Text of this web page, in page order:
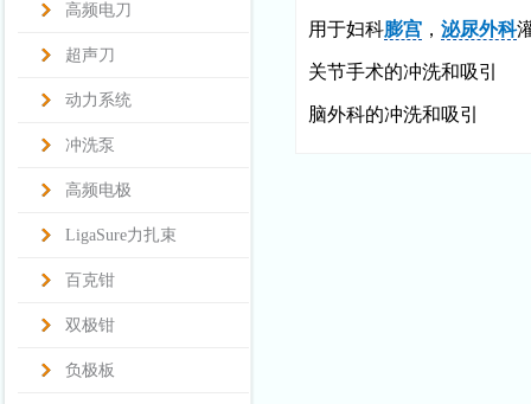
高频电刀
超声刀
动力系统
冲洗泵
高频电极
LigaSure力扎束
百克钳
双极钳
负极板
用于妇科膨宫 ， 泌尿外科
关节手术的冲洗和吸引
脑外科的冲洗和吸引